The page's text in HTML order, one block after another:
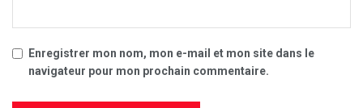
Enregistrer mon nom, mon e-mail et mon site dans le
navigateur pour mon prochain commentaire.